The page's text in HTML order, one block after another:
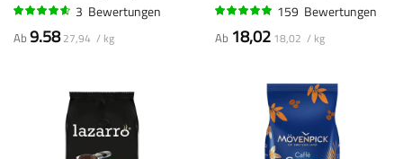
3 Bewertungen
Ab9.58 27,94 / kg
159 Bewertungen
Ab 18,02 18,02 / kg